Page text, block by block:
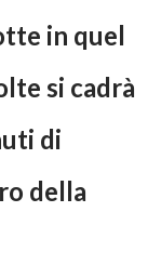
in quel
si cadrà
di
della